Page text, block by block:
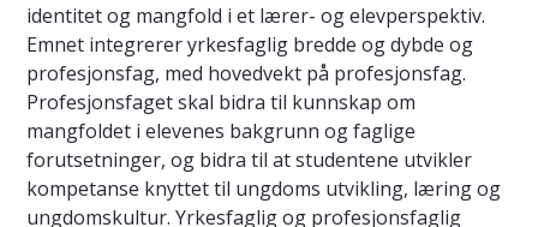
identitet og mangfold i et lærer- og elevperspektiv.
Emnet integrerer yrkesfaglig bredde og dybde og
profesjonsfag, med hovedvekt på profesjonsfag.
Profesjonsfaget skal bidra til kunnskap om
mangfoldet i elevenes bakgrunn og faglige
forutsetninger, og bidra til at studentene utvikler
kompetanse knyttet til ungdoms utvikling, læring og
ungdomskultur. Yrkesfaglig og profesjonsfaglig